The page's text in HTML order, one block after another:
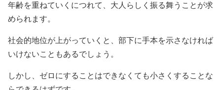
年齢を重ねていくにつれて、大人らしく振る舞うことが求
められます。
社会的地位が上がっていくと、部下に手本を示さなければ
いけないこともあるでしょう。
しかし、ゼロにすることはできなくても小さくすることな